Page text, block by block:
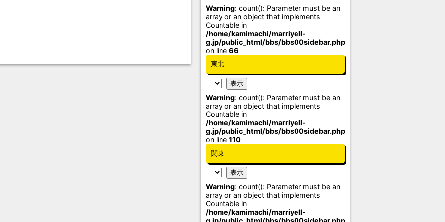
Warning: count(): Parameter must be an
array or an object that implements
Countable in
/home/kamimachi/marriyell-
g.jp/public_html/bbs/bbs00sidebar.php
on line 66
東北
Warning: count(): Parameter must be an
array or an object that implements
Countable in
/home/kamimachi/marriyell-
g.jp/public_html/bbs/bbs00sidebar.php
on line 110
関東
Warning: count(): Parameter must be an
array or an object that implements
Countable in
/home/kamimachi/marriyell-
g.jp/public_html/bbs/bbs00sidebar.php